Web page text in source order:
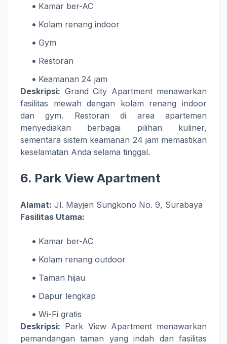
Kamar ber-AC
Kolam renang indoor
Gym
Restoran
Keamanan 24 jam
Deskripsi: Grand City Apartment menawarkan
fasilitas mewah dengan kolam renang indoor
dan gym. Restoran di area apartemen
menyediakan berbagai pilihan kuliner,
sementara sistem keamanan 24 jam memastikan
keselamatan Anda selama tinggal.
6. Park View Apartment
Alamat: Jl. Mayjen Sungkono No. 9, Surabaya
Fasilitas Utama:
Kamar ber-AC
Kolam renang outdoor
Taman hijau
Dapur lengkap
Wi-Fi gratis
Deskripsi: Park View Apartment menawarkan
pemandangan taman yang indah dan fasilitas